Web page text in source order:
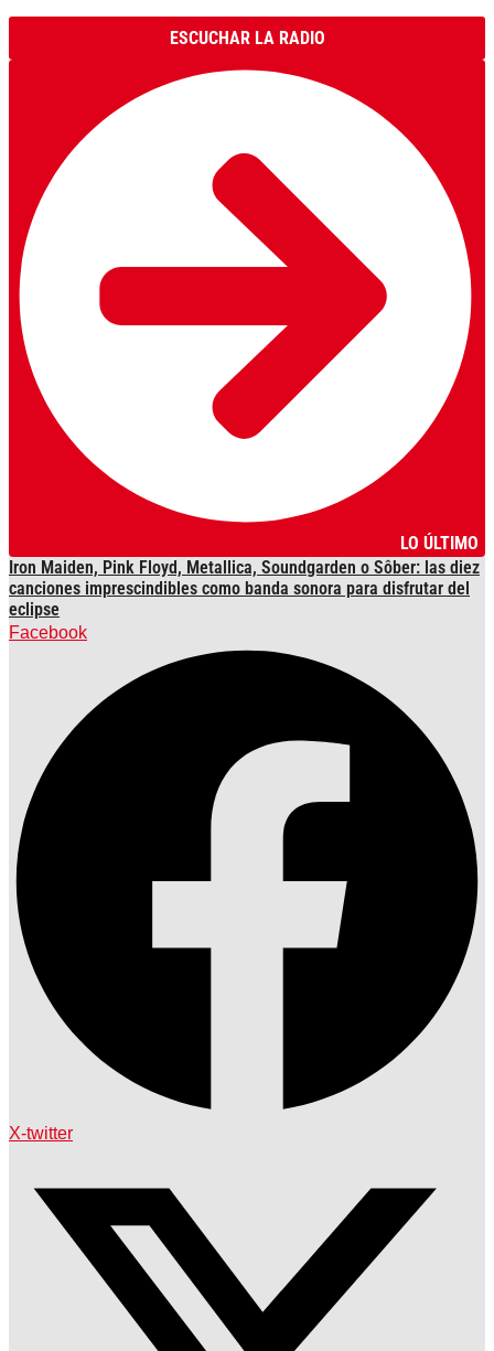
ESCUCHAR LA RADIO
LO ÚLTIMO
Iron Maiden, Pink Floyd, Metallica, Soundgarden o Sôber: las diez
canciones imprescindibles como banda sonora para disfrutar del
eclipse
Facebook
X-twitter